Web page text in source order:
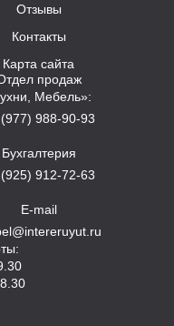
Отзывы
Контакты
Карта сайта
продаж
Мебель»:
988-90-93
Бухгалтерия
912-72-63
E-mail